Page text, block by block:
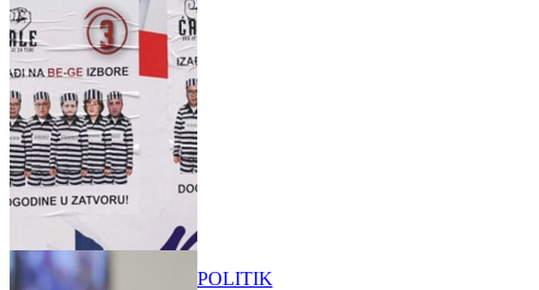
POLITIK